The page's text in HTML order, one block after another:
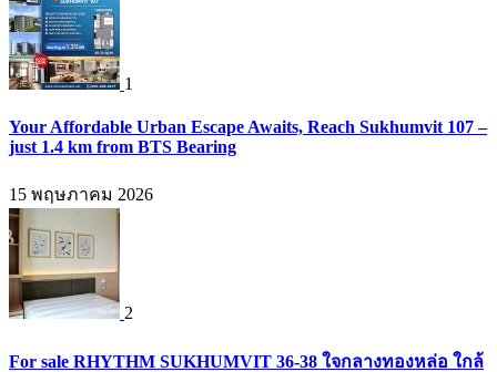
1
Your Affordable Urban Escape Awaits, Reach Sukhumvit 107 –
just 1.4 km from BTS Bearing
15 พฤษภาคม 2026
2
For sale RHYTHM SUKHUMVIT 36-38 ใจกลางทองหล่อ ใกล้